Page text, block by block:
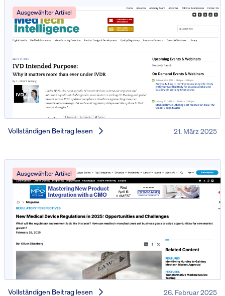
Ausgewählter Artikel
Vollständigen Beitrag lesen 21. März 2025
Ausgewählter Artikel
Vollständigen Beitrag lesen 26. Februar 2025